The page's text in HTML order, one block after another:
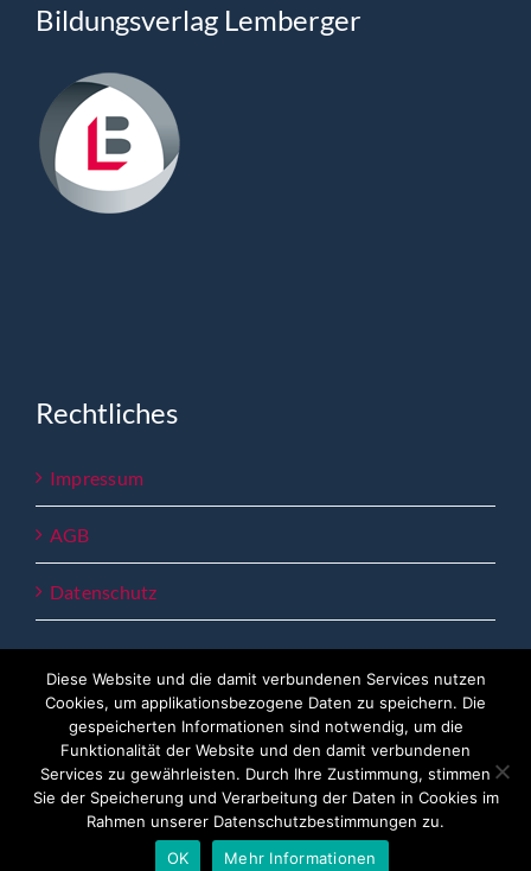
Bildungsverlag Lemberger
Rechtliches
Impressum
AGB
Datenschutz
copyright 2023 - Lemberger Bildung
Facebook
Diese Website und die damit verbundenen Services nutzen
Cookies, um applikationsbezogene Daten zu speichern. Die
gespeicherten Informationen sind notwendig, um die
Funktionalität der Website und den damit verbundenen
Services zu gewährleisten. Durch Ihre Zustimmung, stimmen
Sie der Speicherung und Verarbeitung der Daten in Cookies im
Rahmen unserer Datenschutzbestimmungen zu.
OK
Mehr Informationen